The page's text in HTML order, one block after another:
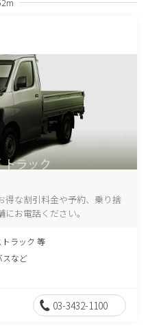
得な割引料金や予約、乗り捨
お電話ください。
トラック 等
スなど
03-3432-1100